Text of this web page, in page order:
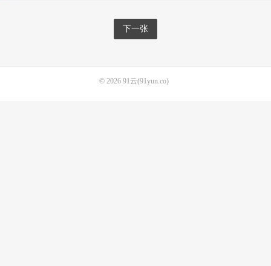
下一张
© 2026 91云(91yun.co)